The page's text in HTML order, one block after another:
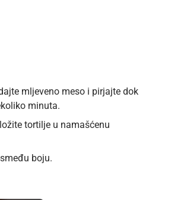
mljeveno meso i pirjajte dok
minuta.
tortilje u namašćenu
boju.